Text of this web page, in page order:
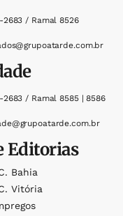
2683 / Ramal 8526
2683 / Ramal 8585 | 8586
Editorias
Bahia
Vitória